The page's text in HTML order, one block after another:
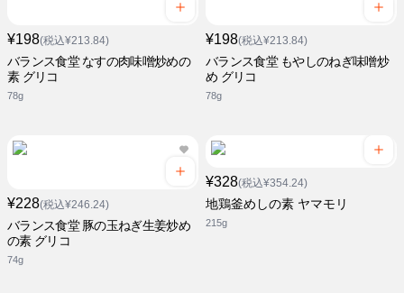
¥198(税込¥213.84)
バランス食堂 なすの肉味噌炒めの
素 グリコ
78g
¥198(税込¥213.84)
バランス食堂 もやしのねぎ味噌炒
め グリコ
78g
¥228(税込¥246.24)
バランス食堂 豚の玉ねぎ生姜炒め
の素 グリコ
74g
¥328(税込¥354.24)
地鶏釜めしの素 ヤマモリ
215g